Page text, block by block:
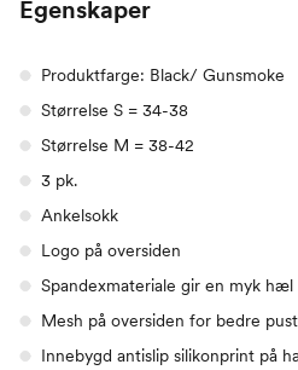
Egenskaper
Produktfarge: Black/ Gunsmoke
Størrelse S = 34-38
Størrelse M = 38-42
3 pk.
Ankelsokk
Logo på oversiden
Spandexmateriale gir en myk hæl
Mesh på oversiden for bedre
Innebygd antislip silikonprint på